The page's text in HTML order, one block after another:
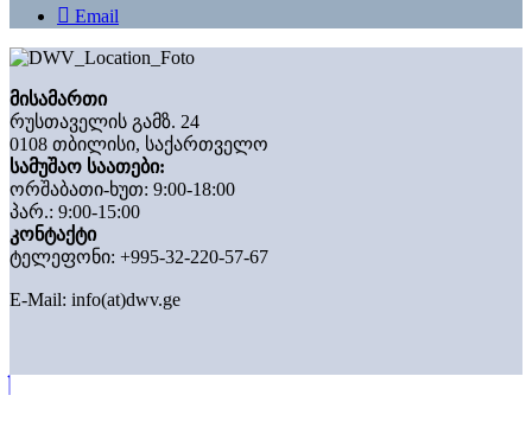
Email
მისამართი
რუსთაველის გამზ. 24
0108 თბილისი, საქართველო
სამუშაო საათები:
ორშაბათი-ხუთ: 9:00-18:00
პარ.: 9:00-15:00
კონტაქტი
ტელეფონი: +995-32-220-57-67
E-Mail: info(at)dwv.ge